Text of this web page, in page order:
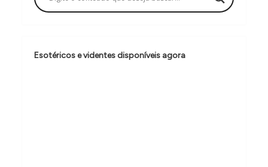
o
e
Esotéricos e videntes disponíveis agora